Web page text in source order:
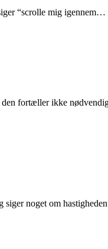
“scrolle mig igennem…
fortæller ikke
siger noget om